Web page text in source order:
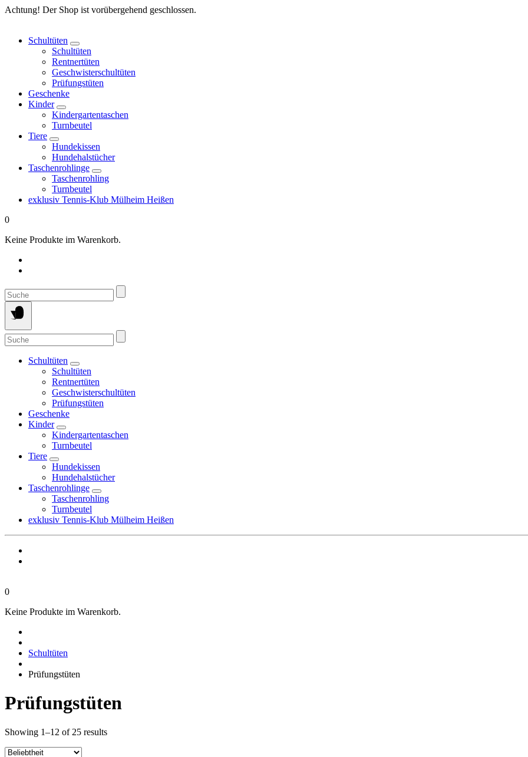
Springe
Achtung! Der Shop ist vorübergehend geschlossen.
Schultüten
Schultüten
Rentnertüten
Geschwisterschultüten
Prüfungstüten
Geschenke
Kinder
Kindergartentaschen
Turnbeutel
Tiere
Hundekissen
Hundehalstücher
Taschenrohlinge
Taschenrohling
Turnbeutel
exklusiv Tennis-Klub Mülheim Heißen
0
Keine Produkte im Warenkorb.
Suche
nach:
Suche
nach:
Schultüten
Schultüten
Rentnertüten
Geschwisterschultüten
Prüfungstüten
Geschenke
Kinder
Kindergartentaschen
Turnbeutel
Tiere
Hundekissen
Hundehalstücher
Taschenrohlinge
Taschenrohling
Turnbeutel
exklusiv Tennis-Klub Mülheim Heißen
0
Keine Produkte im Warenkorb.
Schultüten
Prüfungstüten
Prüfungstüten
Showing 1–12 of 25 resultsSorted